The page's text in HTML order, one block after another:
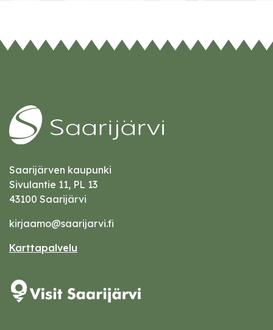
Saarijärven kaupunki
Sivulantie 11, PL 13
43100 Saarijärvi
kirjaamo@saarijarvi.fi
Karttapalvelu